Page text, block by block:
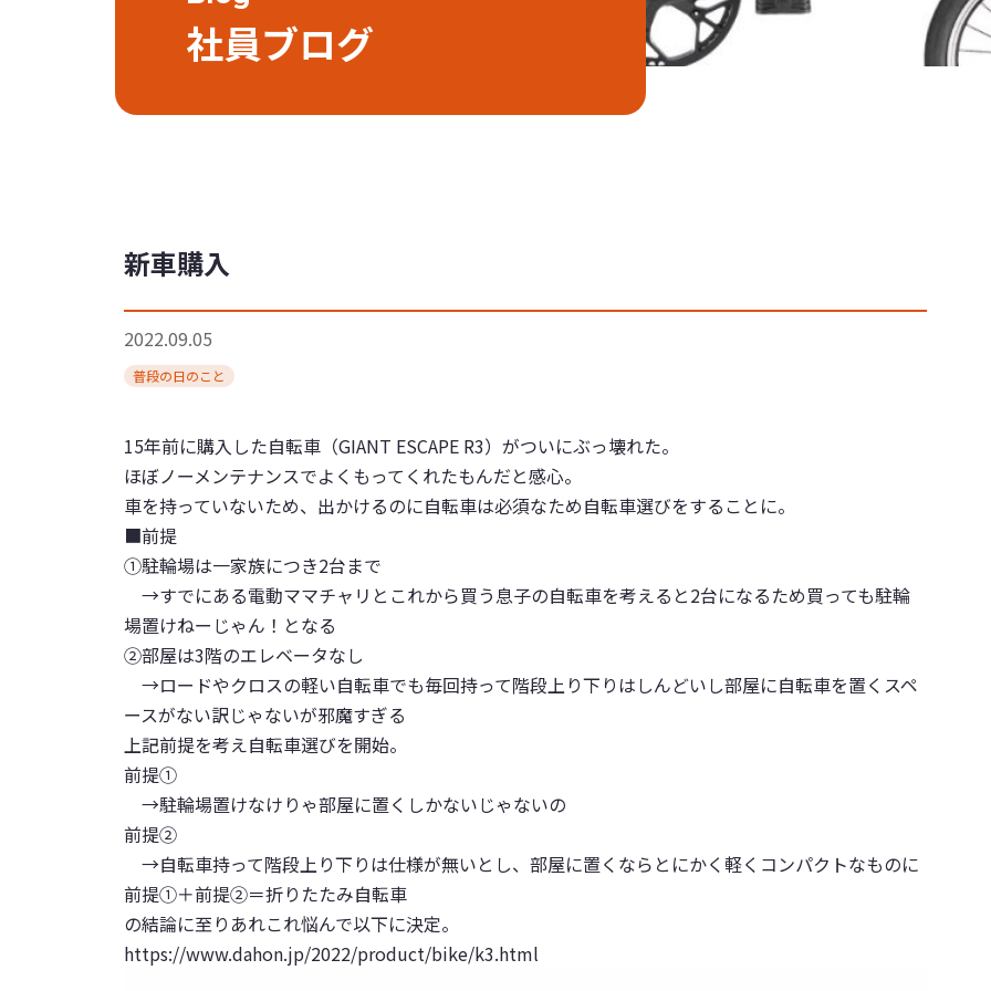
社員ブログ
新車購入
2022.09.05
普段の日のこと
15年前に購入した自転車（GIANT ESCAPE R3）がついにぶっ壊れた。
ほぼノーメンテナンスでよくもってくれたもんだと感心。
車を持っていないため、出かけるのに自転車は必須なため自転車選びをすることに。
■前提
①駐輪場は一家族につき2台まで
→すでにある電動ママチャリとこれから買う息子の自転車を考えると2台になるため買っても駐輪
場置けねーじゃん！となる
②部屋は3階のエレベータなし
→ロードやクロスの軽い自転車でも毎回持って階段上り下りはしんどいし部屋に自転車を置くスペ
ースがない訳じゃないが邪魔すぎる
上記前提を考え自転車選びを開始。
前提①
→駐輪場置けなけりゃ部屋に置くしかないじゃないの
前提②
→自転車持って階段上り下りは仕様が無いとし、部屋に置くならとにかく軽くコンパクトなものに
前提①＋前提②＝折りたたみ自転車
の結論に至りあれこれ悩んで以下に決定。
https://www.dahon.jp/2022/product/bike/k3.html